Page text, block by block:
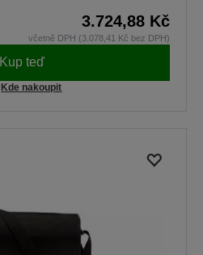
3.724,88 Kč
včetně DPH (3.078,41 Kč bez DPH)
Kup teď
Kde nakoupit